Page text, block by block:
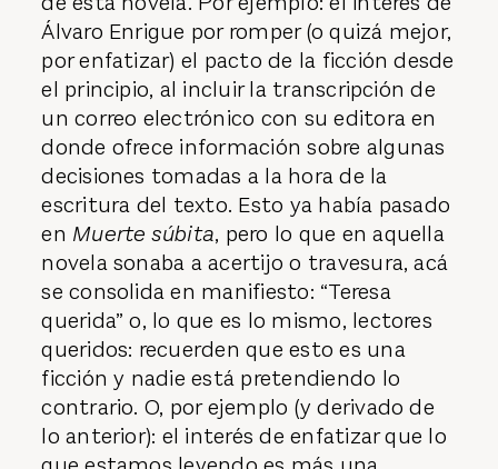
Hay muchas más cosas que comentar
de esta novela. Por ejemplo: el interés de
Álvaro Enrigue por romper (o quizá mejor,
por enfatizar) el pacto de la ficción desde
el principio, al incluir la transcripción de
un correo electrónico con su editora en
donde ofrece información sobre algunas
decisiones tomadas a la hora de la
escritura del texto. Esto ya había pasado
enMuerte súbita, pero lo que en aquella
novela sonaba a acertijo o travesura, acá
se consolida en manifiesto: “Teresa
querida” o, lo que es lo mismo, lectores
queridos: recuerden que esto es una
ficción y nadie está pretendiendo lo
contrario. O, por ejemplo (y derivado de